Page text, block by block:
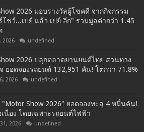
2026 มอบรางวัลผู้โชคดี จากกิจกรรม
โชว์...เปย์ แล้ว เปย์ อีก" รวมมูลค่ากว่า 1.45
2026 undefined
2026 ปลุกตลาดยานยนต์ไทย สวนทาง
ยอดจองรถยนต์ 132,951 คัน! โตกว่า 71.8%
2026 undefined
"Motor Show 2026" ยอดจองทะลุ 4 หมื่นคัน!
นื่อง โดยเฉพาะรถยนต์ไฟฟ้า
2026 undefined